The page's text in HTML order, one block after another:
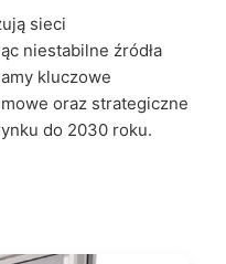
sieci
niestabilne źródła
kluczowe
oraz strategiczne
do 2030 roku.